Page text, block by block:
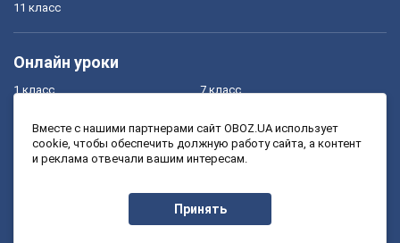
11 класс
Онлайн уроки
1 класс
3 класс
7 класс
9 класс
Вместе с нашими партнерами сайт OBOZ.UA использует
cookie, чтобы обеспечить должную работу сайта, а контент
и реклама отвечали вашим интересам.
Принять